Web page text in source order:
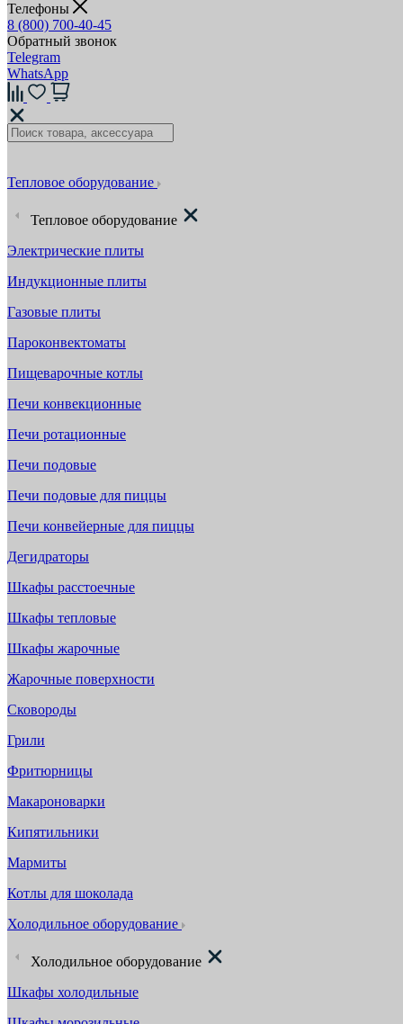
Телефоны
8 (800) 700-40-45
Обратный звонок
Telegram
WhatsApp
Тепловое оборудование
Тепловое оборудование
Электрические плиты
Индукционные плиты
Газовые плиты
Пароконвектоматы
Пищеварочные котлы
Печи конвекционные
Печи ротационные
Печи подовые
Печи подовые для пиццы
Печи конвейерные для пиццы
Дегидраторы
Шкафы расстоечные
Шкафы тепловые
Шкафы жарочные
Жарочные поверхности
Сковороды
Грили
Фритюрницы
Макароноварки
Кипятильники
Мармиты
Котлы для шоколада
Холодильное оборудование
Холодильное оборудование
Шкафы холодильные